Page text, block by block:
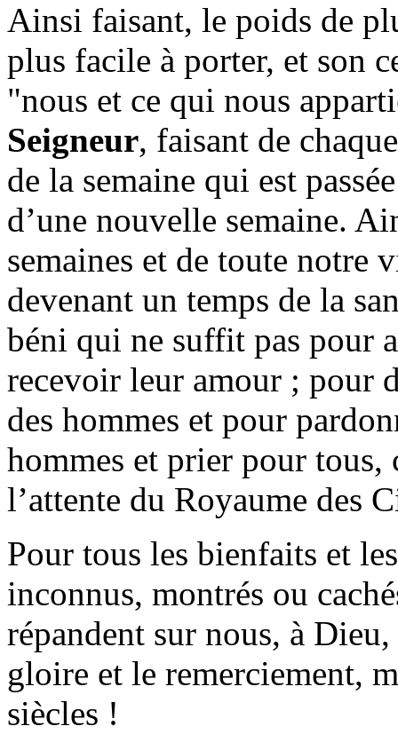
Ainsi faisant, le poids de
plus facile à porter, et son
"nous et ce qui nous
Seigneur, faisant de
de la semaine qui est
d’une nouvelle semaine.
semaines et de toute notre
devenant un temps de la
béni qui ne suffit pas pour
recevoir leur amour ; pour
des hommes et pour
hommes et prier pour tous,
l’attente du Royaume des
Pour tous les bienfaits et
inconnus, montrés ou
répandent sur nous, à
gloire et le remerciement,
siècles !